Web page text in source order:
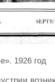
1926 год